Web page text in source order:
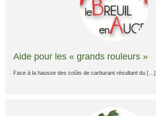
Aide pour les « grands rouleurs »
Face à la hausse des coûts de carburant résultant du […]